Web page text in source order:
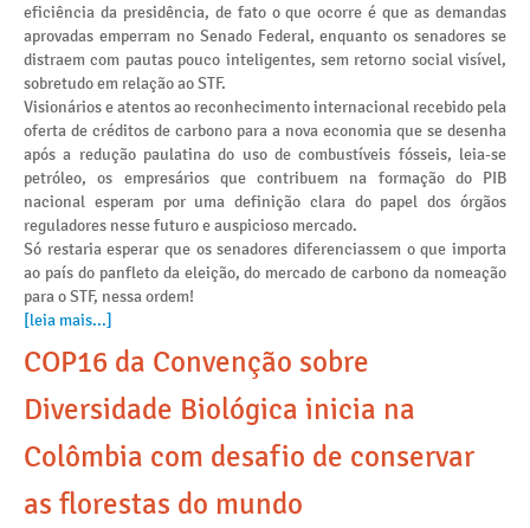
eficiência da presidência, de fato o que ocorre é que as demandas
aprovadas emperram no Senado Federal, enquanto os senadores se
distraem com pautas pouco inteligentes, sem retorno social visível,
sobretudo em relação ao STF.
Visionários e atentos ao reconhecimento internacional recebido pela
oferta de créditos de carbono para a nova economia que se desenha
após a redução paulatina do uso de combustíveis fósseis, leia-se
petróleo, os empresários que contribuem na formação do PIB
nacional esperam por uma definição clara do papel dos órgãos
reguladores nesse futuro e auspicioso mercado.
Só restaria esperar que os senadores diferenciassem o que importa
ao país do panfleto da eleição, do mercado de carbono da nomeação
para o STF, nessa ordem!
[leia mais...]
COP16 da Convenção sobre
Diversidade Biológica inicia na
Colômbia com desafio de conservar
as florestas do mundo